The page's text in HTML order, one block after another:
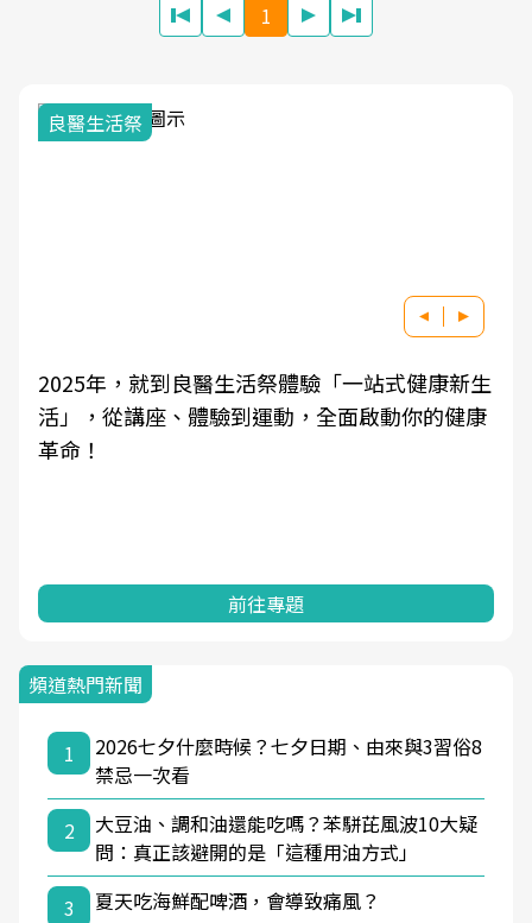
1
良醫生活祭
2025年，就到良醫生活祭體驗「一站式健康新生
活」，從講座、體驗到運動，全面啟動你的健康
革命！
前往專題
頻道熱門新聞
1
2026七夕什麼時候？七夕日期、由來與3習俗8
禁忌一次看
2
大豆油、調和油還能吃嗎？苯駢芘風波10大疑
問：真正該避開的是「這種用油方式」
3
夏天吃海鮮配啤酒，會導致痛風？